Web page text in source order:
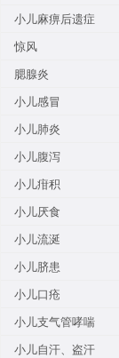
小儿麻痹后遗症
惊风
腮腺炎
小儿感冒
小儿肺炎
小儿腹泻
小儿疳积
小儿厌食
小儿流涎
小儿脐患
小儿口疮
小儿支气管哮喘
小儿自汗、盗汗